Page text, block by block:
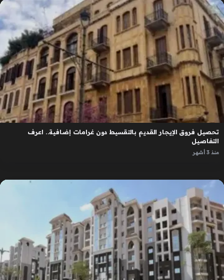
تحصيل فروق الإيجار القديم بالتقسيط دون غرامات إضافية.. اعرف
التفاصيل
منذ 3 أشهر